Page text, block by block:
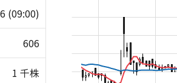
(09:00)
606
1 千株